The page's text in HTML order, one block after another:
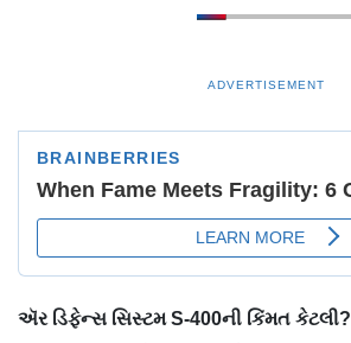
ADVERTISEMENT
ઍર ડિફેન્સ સિસ્ટમ S-400ની કિંમત કેટલી?